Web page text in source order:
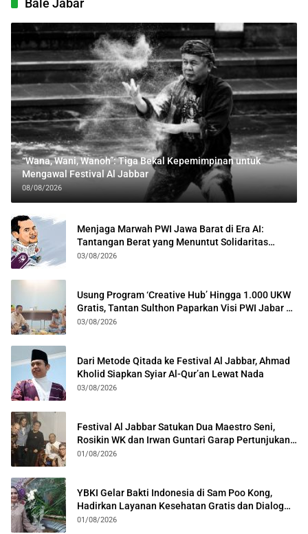
Bale Jabar
“Wana, Wani, Wanoh”: Tiga Bekal Kepemimpinan untuk
Mengawal Festival Al Jabbar
08/08/2026
Menjaga Marwah PWI Jawa Barat di Era AI:
Tantangan Berat yang Menuntut Solidaritas
Lintas Generasi
03/08/2026
Usung Program ‘Creative Hub’ Hingga 1.000 UKW
Gratis, Tantan Sulthon Paparkan Visi PWI Jabar di
Kota Bogor
03/08/2026
Dari Metode Qitada ke Festival Al Jabbar, Ahmad
Kholid Siapkan Syiar Al-Qur’an Lewat Nada
03/08/2026
Festival Al Jabbar Satukan Dua Maestro Seni,
Rosikin WK dan Irwan Guntari Garap Pertunjukan
Kolosal
01/08/2026
YBKI Gelar Bakti Indonesia di Sam Poo Kong,
Hadirkan Layanan Kesehatan Gratis dan Dialog
Kebangsaan
01/08/2026